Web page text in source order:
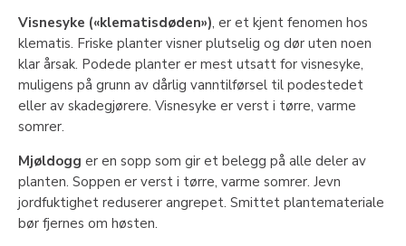
Visnesyke («klematisdøden»), er et kjent fenomen hos
klematis. Friske planter visner plutselig og dør uten noen
klar årsak. Podede planter er mest utsatt for visnesyke,
muligens på grunn av dårlig vanntilførsel til podestedet
eller av skadegjørere. Visnesyke er verst i tørre, varme
somrer.
Mjøldogg er en sopp som gir et belegg på alle deler av
planten. Soppen er verst i tørre, varme somrer. Jevn
jordfuktighet reduserer angrepet. Smittet plantemateriale
bør fjernes om høsten.